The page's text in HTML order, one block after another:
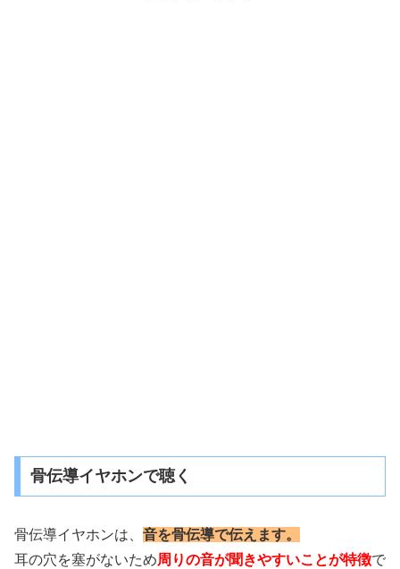
骨伝導イヤホンで聴く
骨伝導イヤホンは、 音を骨伝導で伝えます。
耳の穴を塞がないため周りの音が聞きやすいことが特徴で